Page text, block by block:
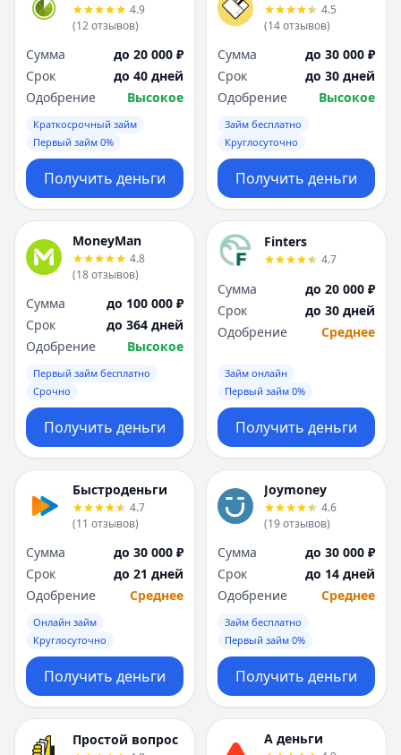
4.9
(12отзывов)
Сумма
до 20 000 ₽
Срок
до 40 дней
Одобрение
Высокое
Краткосрочный займ
Первый займ 0%
Получить деньги
4.5
(14отзывов)
Сумма
до 30 000 ₽
Срок
до 30 дней
Одобрение
Высокое
Займ бесплатно
Круглосуточно
Получить деньги
MoneyMan
4.8
(18отзывов)
Сумма
до 100 000 ₽
Срок
до 364 дней
Одобрение
Высокое
Первый займ бесплатно
Срочно
Получить деньги
Finters
4.7
Сумма
до 20 000 ₽
Срок
до 30 дней
Одобрение
Среднее
Займ онлайн
Первый займ 0%
Получить деньги
Быстроденьги
4.7
(11 отзывов)
Сумма
до 30 000 ₽
Срок
до 21 дней
Одобрение
Среднее
Онлайн займ
Круглосуточно
Получить деньги
Joymoney
4.6
(19отзывов)
Сумма
до 30 000 ₽
Срок
до 14 дней
Одобрение
Среднее
Займ бесплатно
Первый займ 0%
Получить деньги
Простой вопрос А деньги